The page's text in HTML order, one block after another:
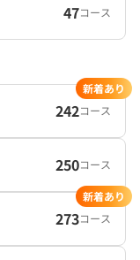
47コース
242コース
新着あり
250コース
273コース
新着あり